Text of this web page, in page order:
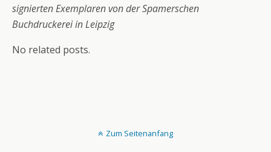
signierten Exemplaren von der Spamerschen
Buchdruckerei in Leipzig
No related posts.
Zum Seitenanfang